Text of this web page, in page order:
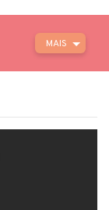
MAIS